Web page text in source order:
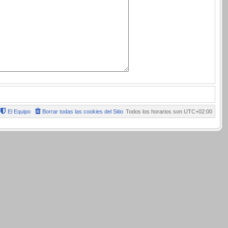
Todos los horarios son UTC+02:00
Borrar todas las cookies del Sitio
El Equipo